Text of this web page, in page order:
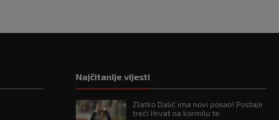
Najčitanije vijesti
Zlatko Dalić ima novi posao! Postaje
treći Hrvat na kormilu te